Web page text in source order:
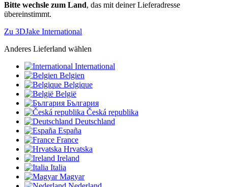
Bitte wechsle zum Land, das mit deiner Lieferadresse
übereinstimmt.
Zu 3DJake International
Anderes Lieferland wählen
International
Belgien
Belgique
België
България
Česká republika
Deutschland
España
France
Hrvatska
Ireland
Italia
Magyar